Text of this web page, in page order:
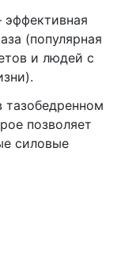
эффективная
(популярная
и людей с
позволяет
силовые